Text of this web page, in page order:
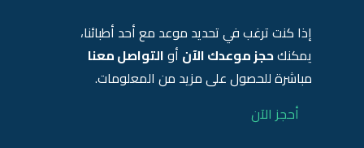
إذا كنت ترغب في تحديد موعد مع أحد أطبائنا،
يمكنكحجز موعدك الآن أوالتواصل معنا
مباشرة للحصول على مزيد من المعلومات.
أحجز الآن